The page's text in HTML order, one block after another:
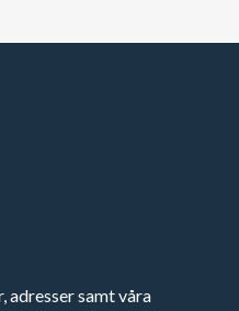
samt våra